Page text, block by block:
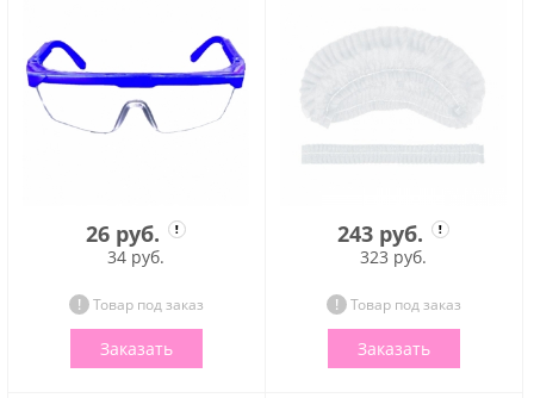
26 руб.
34 руб.
Товар под заказ
Заказать
243 руб.
323 руб.
Товар под заказ
Заказать